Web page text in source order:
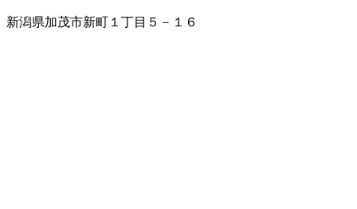
新潟県加茂市新町１丁目５－１６